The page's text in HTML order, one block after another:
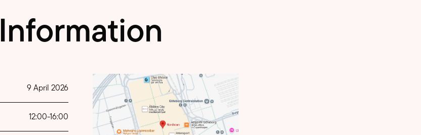
Information
9 April 2026
12:00-16:00